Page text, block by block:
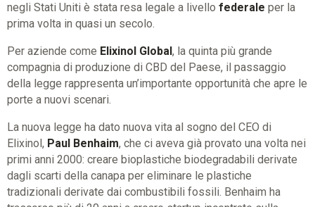
negli Stati Uniti è stata resa legale a livello federale per la
prima volta in quasi un secolo.
Per aziende come Elixinol Global , la quinta più grande
compagnia di produzione di CBD del Paese, il passaggio
della legge rappresenta un’importante opportunità che apre le
porte a nuovi scenari.
La nuova legge ha dato nuova vita al sogno del CEO di
Elixinol, Paul Benhaim, che ci aveva già provato una volta nei
primi anni 2000: creare bioplastiche biodegradabili derivate
dagli scarti della canapa per eliminare le plastiche
tradizionali derivate dai combustibili fossili. Benhaim ha